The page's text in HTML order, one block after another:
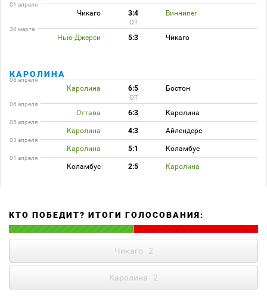
01 апреля
Чикаго 3:4 Виннипег
ОТ
30 марта
Нью-Джерси 5:3 Чикаго
КАРОЛИНА
08 апреля
Каролина 6:5 Бостон
ОТ
06 апреля
Оттава 6:3 Каролина
05 апреля
Каролина 4:3 Айлендерс
03 апреля
Каролина 5:1 Коламбус
01 апреля
Коламбус 2:5 Каролина
КТО ПОБЕДИТ? ИТОГИ ГОЛОСОВАНИЯ:
Чикаго 2
Каролина 2